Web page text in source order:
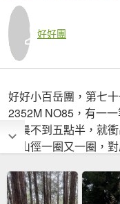
好好團
好好小百岳團，第七
2352M NO85，有一
清晨不到五點半，就
行山徑一圈又一圈，
有似珍奇異獸的枯木
地勢更顯呼吸阻礙，